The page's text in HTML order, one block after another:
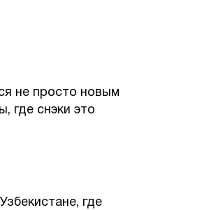
не просто новым
где снэки это
где